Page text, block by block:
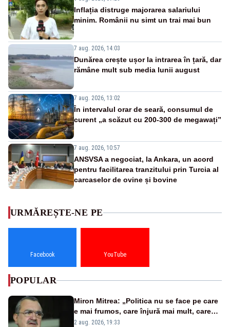
Inflația distruge majorarea salariului
minim. Românii nu simt un trai mai bun
7 aug. 2026, 14:03
Dunărea crește ușor la intrarea în țară, dar
rămâne mult sub media lunii august
7 aug. 2026, 13:02
În intervalul orar de seară, consumul de
curent „a scăzut cu 200-300 de megawați”
7 aug. 2026, 10:57
ANSVSA a negociat, la Ankara, un acord
pentru facilitarea tranzitului prin Turcia al
carcaselor de ovine și bovine
URMĂREȘTE-NE PE
Facebook YouTube
POPULAR
Miron Mitrea: „Politica nu se face pe care
e mai frumos, care înjură mai mult, care
țipă mai tare, ci pe proiecte”
2 aug. 2026, 19:33